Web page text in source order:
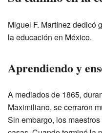
Miguel F. Martínez dedicó
la educación en México.
Aprendiendo y
A mediados de 1865,
Maximiliano, se cerraron
Sin embargo, los